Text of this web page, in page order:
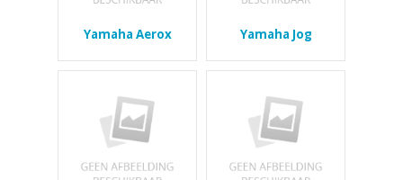
Yamaha Aerox Yamaha Jog